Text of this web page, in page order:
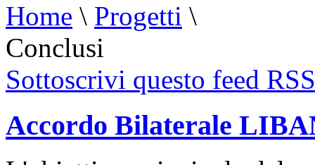
Home \ Progetti \
Conclusi
Sottoscrivi questo feed RSS
Accordo Bilaterale